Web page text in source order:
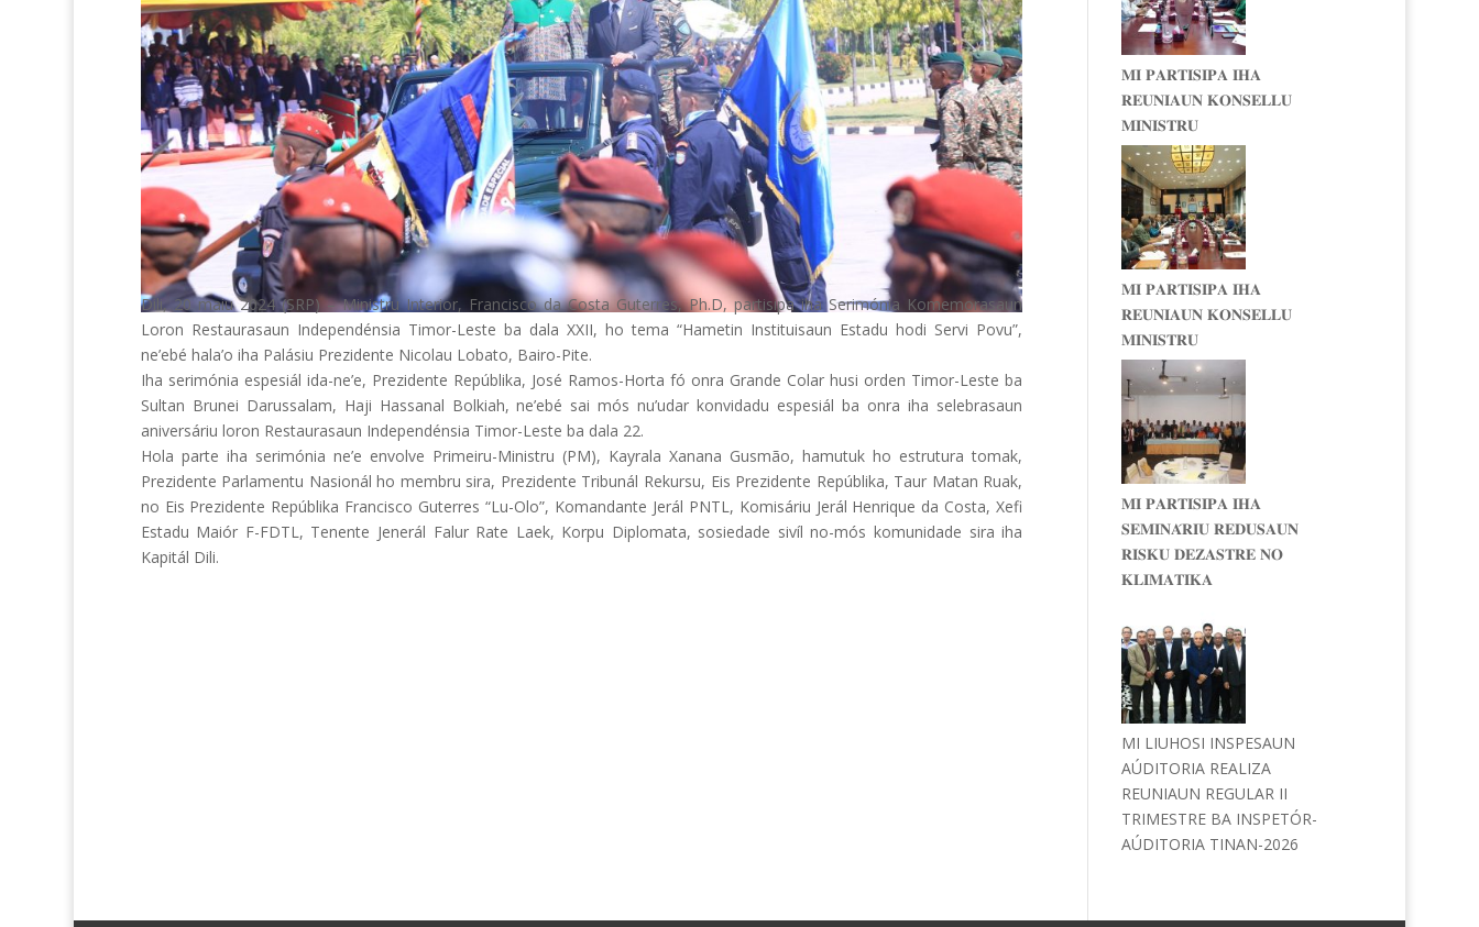
Dili, 20 maiu 2024 (SRP) – Ministru Interior, Francisco da Costa Guterres, Ph.D, partisipa iha Serimónia Komemorasaun
Loron Restaurasaun Independénsia Timor-Leste ba dala XXII, ho tema “Hametin Instituisaun Estadu hodi Servi Povu”,
ne’ebé hala’o iha Palásiu Prezidente Nicolau Lobato, Bairo-Pite.
Iha serimónia espesiál ida-ne’e, Prezidente Repúblika, José Ramos-Horta fó onra Grande Colar husi orden Timor-Leste ba
Sultan Brunei Darussalam, Haji Hassanal Bolkiah, ne’ebé sai mós nu’udar konvidadu espesiál ba onra iha selebrasaun
aniversáriu loron Restaurasaun Independénsia Timor-Leste ba dala 22.
Hola parte iha serimónia ne’e envolve Primeiru-Ministru (PM), Kayrala Xanana Gusmão, hamutuk ho estrutura tomak,
Prezidente Parlamentu Nasionál ho membru sira, Prezidente Tribunál Rekursu, Eis Prezidente Repúblika, Taur Matan Ruak,
no Eis Prezidente Repúblika Francisco Guterres “Lu-Olo”, Komandante Jerál PNTL, Komisáriu Jerál Henrique da Costa, Xefi
Estadu Maiór F-FDTL, Tenente Jenerál Falur Rate Laek, Korpu Diplomata, sosiedade sivíl no-mós komunidade sira iha
Kapitál Dili.
𝐌𝐈 𝐏𝐀𝐑𝐓𝐈𝐒𝐈𝐏𝐀 𝐈𝐇𝐀
𝐑𝐄𝐔𝐍𝐈𝐀𝐔𝐍 𝐊𝐎𝐍𝐒𝐄𝐋𝐋𝐔
𝐌𝐈𝐍𝐈𝐒𝐓𝐑𝐔
𝐌𝐈 𝐏𝐀𝐑𝐓𝐈𝐒𝐈𝐏𝐀 𝐈𝐇𝐀
𝐑𝐄𝐔𝐍𝐈𝐀𝐔𝐍 𝐊𝐎𝐍𝐒𝐄𝐋𝐋𝐔
𝐌𝐈𝐍𝐈𝐒𝐓𝐑𝐔
𝐌𝐈 𝐏𝐀𝐑𝐓𝐈𝐒𝐈𝐏𝐀 𝐈𝐇𝐀
𝐒𝐄𝐌𝐈𝐍𝐀́𝐑𝐈𝐔 𝐑𝐄𝐃𝐔𝐒𝐀𝐔𝐍
𝐑𝐈𝐒𝐊𝐔 𝐃𝐄𝐙𝐀𝐒𝐓𝐑𝐄 𝐍𝐎
𝐊𝐋𝐈𝐌𝐀𝐓𝐈𝐊𝐀
MI LIUHOSI INSPESAUN
AÚDITORIA REALIZA
REUNIAUN REGULAR II
TRIMESTRE BA INSPETÓR-
AÚDITORIA TINAN-2026